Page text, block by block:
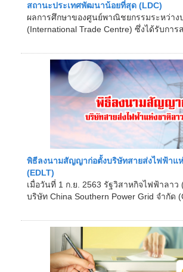
สถานะประเทศพัฒนาน้อยที่สุด (LDC)
ผลการศึกษาของศูนย์พาณิชยกรรมระหว่าง
(International Trade Centre) ซึ่งได้รับกา
พิธีลงนามสัญญาก่อตั้งบริษัทสายส่งไฟฟ้าแ
(EDLT)
เมื่อวันที่ 1 ก.ย. 2563 รัฐวิสาหกิจไฟฟ้าลาว
บริษัท China Southern Power Grid จำกัด